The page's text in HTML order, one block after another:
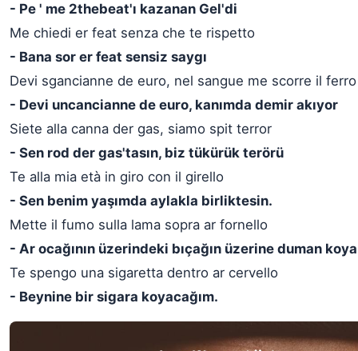
- Pe ' me 2thebeat'ı kazanan Gel'di
Me chiedi er feat senza che te rispetto
- Bana sor er feat sensiz saygı
Devi sgancianne de euro, nel sangue me scorre il ferro
- Devi uncancianne de euro, kanımda demir akıyor
Siete alla canna der gas, siamo spit terror
- Sen rod der gas'tasın, biz tükürük terörü
Te alla mia età in giro con il girello
- Sen benim yaşımda aylakla birliktesin.
Mette il fumo sulla lama sopra ar fornello
- Ar ocağının üzerindeki bıçağın üzerine duman
Te spengo una sigaretta dentro ar cervello
- Beynine bir sigara koyacağım.